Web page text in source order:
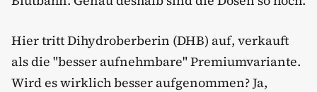
Hier tritt Dihydroberberin (DHB) auf, verkauft
als die "besser aufnehmbare" Premiumvariante.
Wird es wirklich besser aufgenommen? Ja,